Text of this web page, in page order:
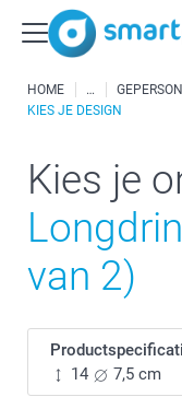
HOME
KIES JE DESIGN
Kies je
van 2)
14
7,5 cm